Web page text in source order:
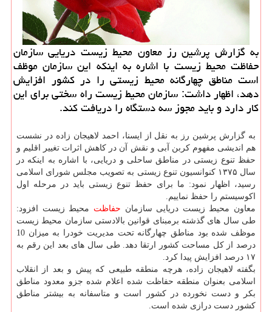
به گزارش پرشین رز معاون محیط زیست دریایی سازمان
حفاظت محیط زیست با اشاره به اینكه این سازمان موظف
است مناطق چهارگانه محیط زیستی را در كشور افزایش
دهد، اظهار داشت: سازمان محیط زیست راه سختی برای این
كار دارد و باید مجوز سه دستگاه را دریافت كند.
به گزارش پرشین رز به نقل از ایسنا، احمد لاهیجان زاده در نشست
هم اندیشی مفهوم كربن آبی و نقش آن در كاهش اثرات تغییر اقلیم و
حفظ تنوع زیستی در مناطق ساحلی و دریایی، با اشاره به اینكه در
سال ۱۳۷۵ كنوانسیون تنوع زیستی به تصویب مجلس شورای اسلامی
رسید، اظهار نمود: ما برای حفظ تنوع زیستی باید در مرحله اول
اكوسیستم را حفظ نماییم.
معاون محیط زیست دریایی سازمان حفاظت محیط زیست افزود:
طی سال های گذشته برمبنای قوانین بالادستی سازمان محیط زیست
موظف شده بود مناطق چهارگانه تحت مدیریت خودرا به میزان 10
درصد از كل مساحت كشور ارتقا دهد. طی سال های بعد این رقم به
۱۷ درصد افزایش پیدا كرد.
بگفته لاهیجان زاده، هرچه منطقه طبیعی كه پیش و بعد از انقلاب
اسلامی بعنوان منطقه حفاظت شده اعلام شده جزو معدود مناطق
بكر و دست نخورده در كشور است و متاسفانه به بیشتر مناطق
كشور دست درازی شده است.